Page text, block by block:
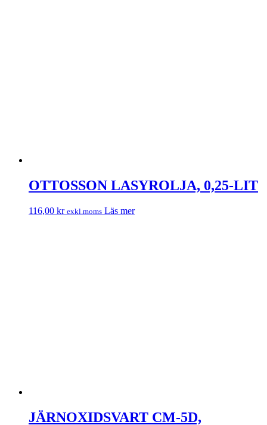
OTTOSSON LASYROLJA, 0,25-LIT
116,00 kr exkl.moms Läs mer
JÄRNOXIDSVART CM-5D,